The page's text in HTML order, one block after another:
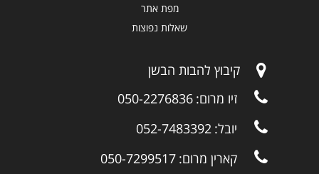
מפת אתר
שאלות נפוצות
קיבוץ להבות הבשן
זיו מרום: 050-2276836
יובל: 052-7483392
קארין מרום: 050-7299517